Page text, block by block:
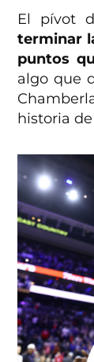
El pívot
terminar
puntos
algo que
historia